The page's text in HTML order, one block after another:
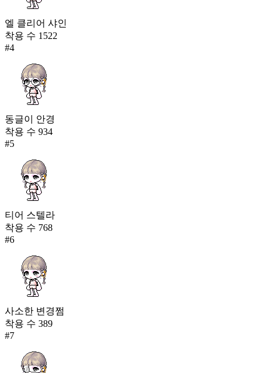
엘 클리어 샤인
착용 수 1522
#4
동글이 안경
착용 수 934
#5
티어 스텔라
착용 수 768
#6
사소한 변경쩜
착용 수 389
#7